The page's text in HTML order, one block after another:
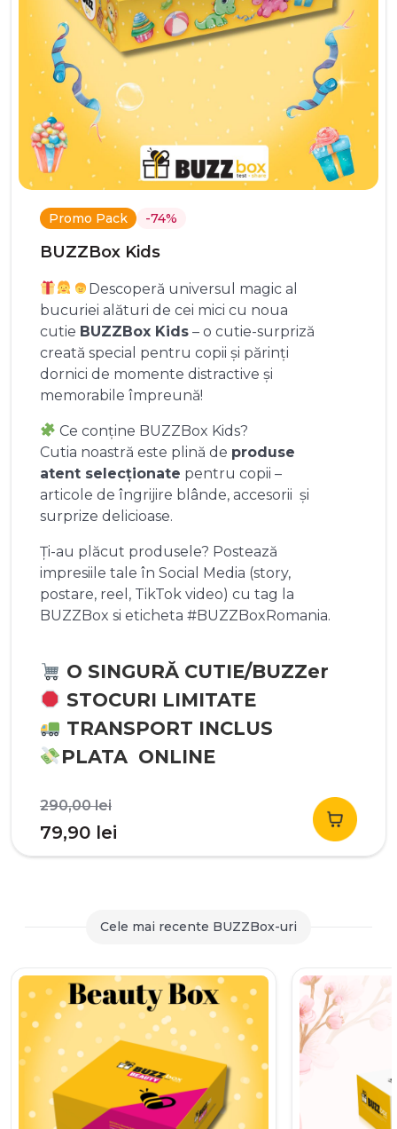
Promo Pack -74%
BUZZBox Kids
Descoperă universul magic al
bucuriei alături de cei mici cu noua
cutie BUZZBox Kids – o cutie-surpriză
creată special pentru copii și părinți
dornici de momente distractive și
memorabile împreună!
Ce conține BUZZBox Kids?
Cutia noastră este plină de produse
atent selecționate pentru copii –
articole de îngrijire blânde, accesorii și
surprize delicioase.
Ți-au plăcut produsele? Postează
impresiile tale în Social Media (story,
postare, reel, TikTok video) cu tag la
BUZZBox si eticheta #BUZZBoxRomania.
O SINGURĂ CUTIE/BUZZer
STOCURI LIMITATE
TRANSPORT INCLUS
PLATA ONLINE
290,00leiPrețul
inițial
a
290,00 lei.
79,90 lei
curent
79,90 lei.
Cele mai recente BUZZBox-uri